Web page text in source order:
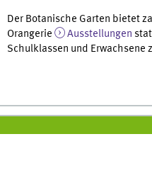
Der Botanische Garten bietet
Orangerie
Ausstellungen
Schulklassen und Erwachsene